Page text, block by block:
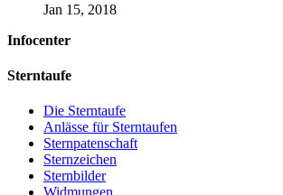
Jan 15, 2018
Infocenter
Sterntaufe
Die Sterntaufe
Anlässe für Sterntaufen
Sternpatenschaft
Sternzeichen
Sternbilder